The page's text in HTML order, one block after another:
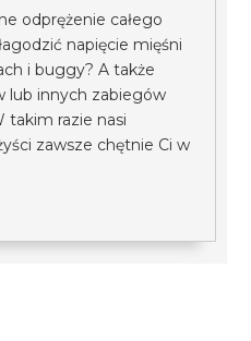
odprężenie całego
napięcie mięśni
i buggy? A także
lub innych zabiegów
takim razie nasi
zawsze chętnie Ci w